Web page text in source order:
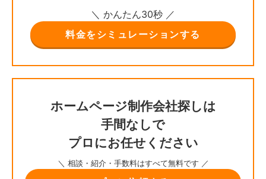
＼ かんたん30秒 ／
料金をシミュレーションする
ホームページ制作会社探しは
手間なしで
プロにお任せください
＼ 相談・紹介・手数料はすべて無料です ／